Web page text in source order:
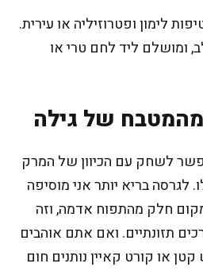
לימון ופטרוזיליה או עירית.
ומושלם ליד לחם טרי או
של גילה
לשחק עם הכיוון של המרק
בריא יותר אני מוסיפה
חלק מהתפוח אדמה, וזה
תזונתיים. ואם אתם אוהבים
או קורט קאיין נותנים חום